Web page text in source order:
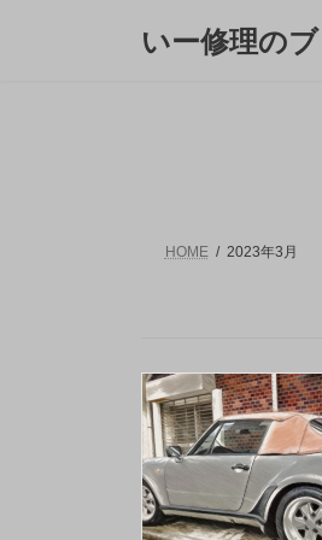
いー修理の
HOME 2023年3月